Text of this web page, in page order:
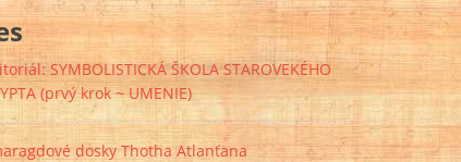
SYMBOLISTICKÁ ŠKOLA STAROVEKÉHO
(prvý krok ~ UMENIE)
dosky Thotha Atlanťana